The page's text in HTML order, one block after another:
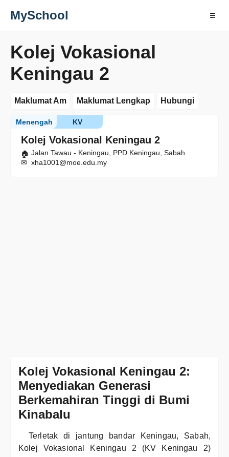
MySchool ☰
Kolej Vokasional
Keningau 2
Maklumat Am Maklumat Lengkap Hubungi
Kolej Vokasional Keningau 2
KV
Menengah
Jalan Tawau - Keningau, PPD Keningau, Sabah
xha1001@moe.edu.my
Kolej Vokasional Keningau 2:
Menyediakan Generasi
Berkemahiran Tinggi di Bumi
Kinabalu
Terletak di jantung bandar Keningau, Sabah,
Kolej Vokasional Keningau 2 (KV Keningau 2)